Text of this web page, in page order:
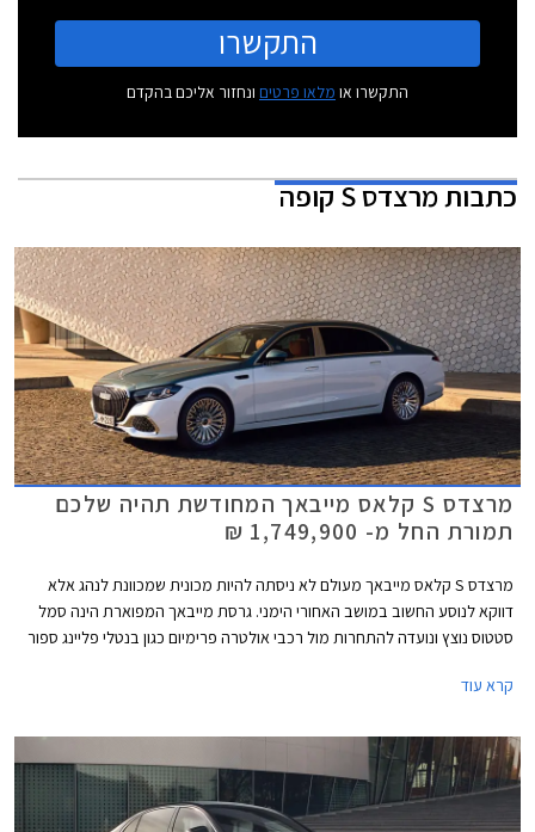
התקשרו
התקשרו או מלאו פרטים ונחזור אליכם בהקדם
כתבותמרצדס S קופה
מרצדס S קלאס מייבאך המחודשת תהיה שלכם
תמורת החל מ- 1,749,900 ₪
מרצדס S קלאס מייבאך מעולם לא ניסתה להיות מכונית שמכוונת לנהג אלא
דווקא לנוסע החשוב במושב האחורי הימני. גרסת מייבאך המפוארת הינה סמל
סטטוס נוצץ ונועדה להתחרות מול רכבי אולטרה פרימיום כגון בנטלי פליינג ספור
פנים המלטשת את המתכון המוכר ומבטיחה ניתוק מוחלט מהפקקים שבחוץ.
כואבת ממנוע ה- V12 המיתולוגי בגרסה הבכירה לטובת מנוע V8 - אילוץ של
תקנות זיהום האוויר. הדגם ישווק בשתי גרסאות במחיר התחלתי של 1,749,900
₪.
קרא עוד